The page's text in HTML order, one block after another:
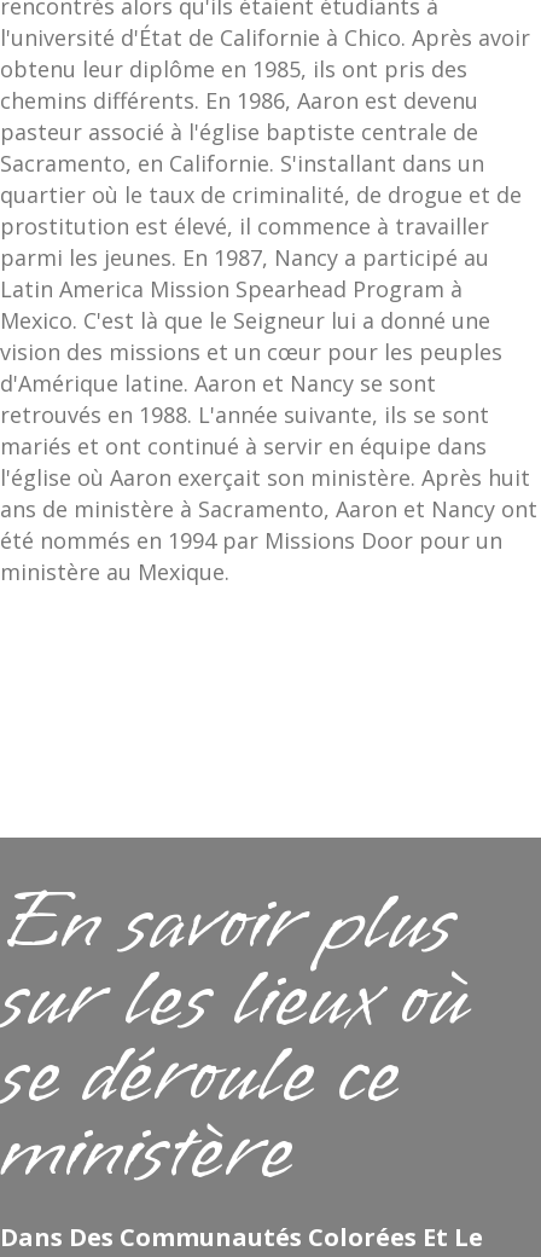
rencontrés alors qu'ils étaient étudiants à
l'université d'État de Californie à Chico. Après avoir
obtenu leur diplôme en 1985, ils ont pris des
chemins différents. En 1986, Aaron est devenu
pasteur associé à l'église baptiste centrale de
Sacramento, en Californie. S'installant dans un
quartier où le taux de criminalité, de drogue et de
prostitution est élevé, il commence à travailler
parmi les jeunes. En 1987, Nancy a participé au
Latin America Mission Spearhead Program à
Mexico. C'est là que le Seigneur lui a donné une
vision des missions et un cœur pour les peuples
d'Amérique latine. Aaron et Nancy se sont
retrouvés en 1988. L'année suivante, ils se sont
mariés et ont continué à servir en équipe dans
l'église où Aaron exerçait son ministère. Après huit
ans de ministère à Sacramento, Aaron et Nancy ont
été nommés en 1994 par Missions Door pour un
ministère au Mexique.
En savoir plus
sur les lieux où
se déroule ce
ministère
Dans Des Communautés Colorées Et Le